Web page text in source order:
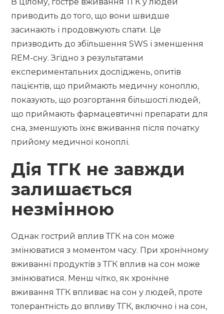
В цілому, гостре вживання ТГК у людей
приводить до того, що вони швидше
засинають і продовжують спати. Це
призводить до збільшення SWS і зменшення
REM-сну. Згідно з результатами
експериментальних досліджень, опитів
пацієнтів, що приймають медичну коноплю,
показують, що розгортання більшості людей,
що приймають фармацевтичні препарати для
сна, зменшують їхнє вживання після початку
прийому медичної коноплі.
Дія ТГК не завжди
залишається
незмінною
Однак гострий вплив ТГК на сон може
змінюватися з моментом часу. При хронічному
вживанні продуктів з ТГК вплив на сон може
змінюватися. Менш чітко, як хронічне
вживання ТГК впливає на сон у людей, проте
толерантність до впливу ТГК, включно і на сон,